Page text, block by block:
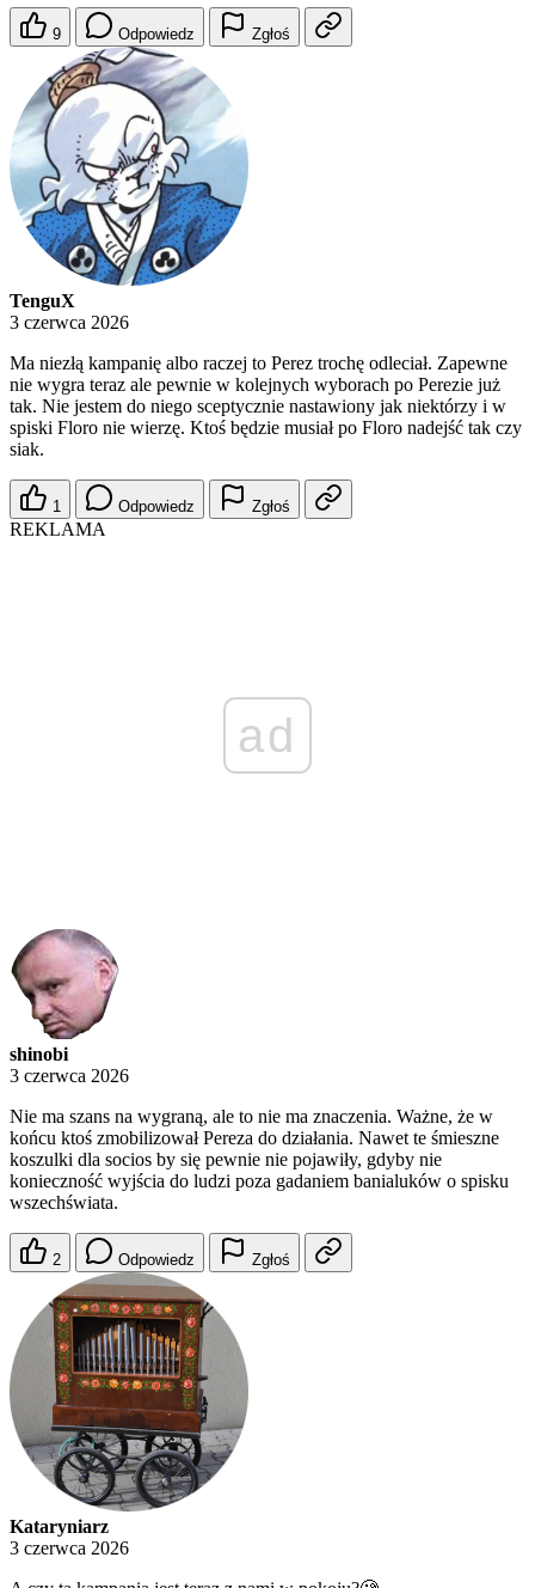
9 Odpowiedz Zgłoś
TenguX
3 czerwca 2026
Ma niezłą kampanię albo raczej to Perez trochę odleciał. Zapewne
nie wygra teraz ale pewnie w kolejnych wyborach po Perezie już
tak. Nie jestem do niego sceptycznie nastawiony jak niektórzy i w
spiski Floro nie wierzę. Ktoś będzie musiał po Floro nadejść tak czy
siak.
1 Odpowiedz Zgłoś
REKLAMA
ad
shinobi
3 czerwca 2026
Nie ma szans na wygraną, ale to nie ma znaczenia. Ważne, że w
końcu ktoś zmobilizował Pereza do działania. Nawet te śmieszne
koszulki dla socios by się pewnie nie pojawiły, gdyby nie
konieczność wyjścia do ludzi poza gadaniem banialuków o spisku
wszechświata.
2 Odpowiedz Zgłoś
Kataryniarz
3 czerwca 2026